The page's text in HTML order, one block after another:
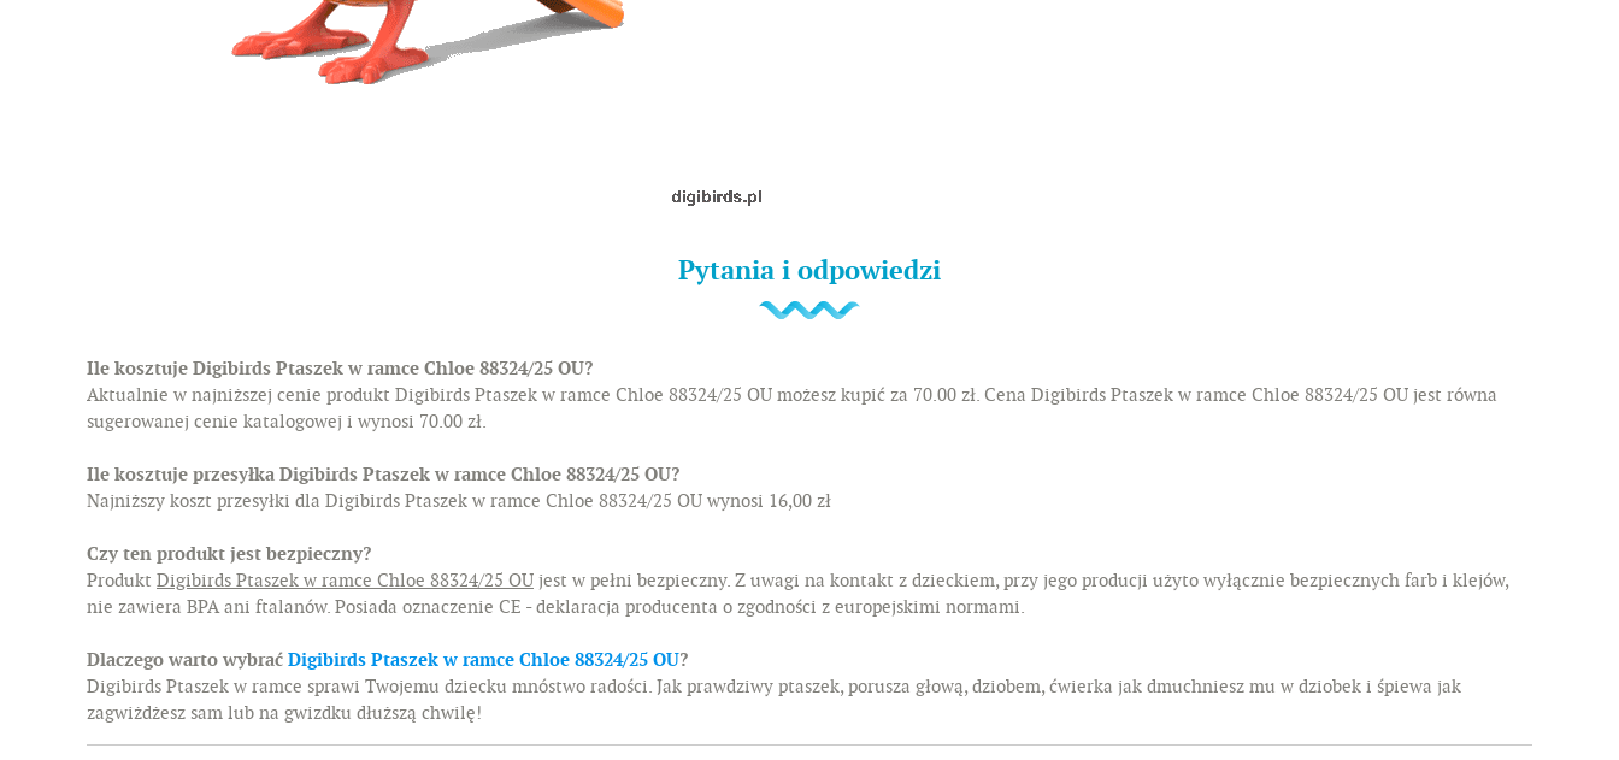
Pytania i odpowiedzi
Ile kosztuje Digibirds Ptaszek w ramce Chloe 88324/25 OU?
Aktualnie w najniższej cenie produkt Digibirds Ptaszek w ramce Chloe 88324/25 OU możesz kupić za 70.00 zł. Cena Digibirds Ptaszek w ramce Chloe 88324/25 OU jest równa
sugerowanej cenie katalogowej i wynosi 70.00 zł.
Ile kosztuje przesyłka Digibirds Ptaszek w ramce Chloe 88324/25 OU?
Najniższy koszt przesyłki dla Digibirds Ptaszek w ramce Chloe 88324/25 OU wynosi 16,00 zł
Czy ten produkt jest bezpieczny?
Produkt Digibirds Ptaszek w ramce Chloe 88324/25 OU jest w pełni bezpieczny. Z uwagi na kontakt z dzieckiem, przy jego producji użyto wyłącznie bezpiecznych farb i klejów,
nie zawiera BPA ani ftalanów. Posiada oznaczenie CE - deklaracja producenta o zgodności z europejskimi normami.
Dlaczego warto wybrać Digibirds Ptaszek w ramce Chloe 88324/25 OU?
Digibirds Ptaszek w ramce sprawi Twojemu dziecku mnóstwo radości. Jak prawdziwy ptaszek, porusza głową, dziobem, ćwierka jak dmuchniesz mu w dziobek i śpiewa jak
zagwiżdżesz sam lub na gwizdku dłuższą chwilę!